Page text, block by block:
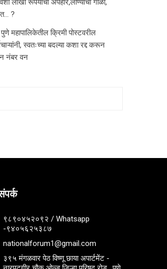
लाखो रूपयांचा अपहार,लोण्याचा गोळा,
?
महापालिकेतील क्रिमी पोस्टवरील
स्वतःच्या बदल्या कशा रद्द करून
नंबर वन
९८९०४५२०९२ / Whatsapp
-९४०५६२५३८७
nationalforum1@gmail.com
३९५ मंगळवार पेठ विष्णू छाया अपार्टमेंट -